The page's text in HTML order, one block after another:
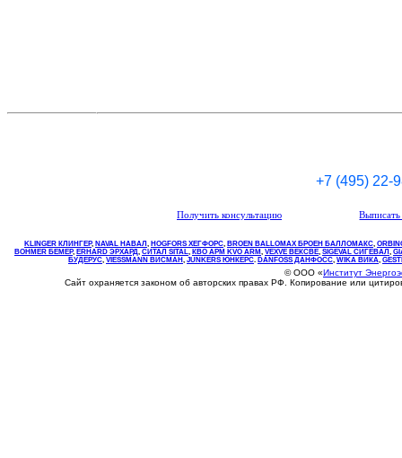
+7 (495) 22-
Получить консультацию
KLINGER КЛИНГЕР, NAVAL НАВАЛ , НOGFORS ХЕГФОРС, BROEN BALLOMAX БРОЕН БАЛЛОМАКС,
BOHMER БЕМЕР, ERHARD ЭРХАРД, СИТАЛ SITAL, КВО АРМ KVO ARM, VEXVE ВЕКСВЕ, SIGEVAL СИГЕВАЛ ,
БУДЕРУС, VIESSMANN ВИСМАН , JUNKERS ЮНКЕРС. DANFOSS ДАНФОСС, WIKA ВИКА,
© ООО «Институт
Сайт охраняется законом об авторских правах РФ. Копирование или